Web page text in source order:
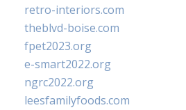
retro-interiors.com
theblvd-boise.com
fpet2023.org
e-smart2022.org
ngrc2022.org
leesfamilyfoods.com